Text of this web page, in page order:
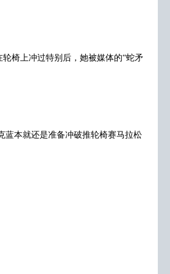
椅上冲过特别后，她被媒体的“蛇矛
本就还是准备冲破推轮椅赛马拉松